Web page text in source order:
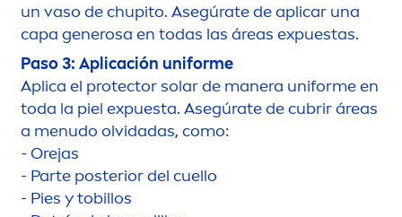
un vaso de chupito. Asegúrate de aplicar una
capa generosa en todas las áreas expuestas.
Paso 3: Aplicación uniforme
Aplica el protector solar de manera uniforme en
toda la piel expuesta. Asegúrate de cubrir áreas
a menudo olvidadas, como:
- Orejas
- Parte posterior del cuello
- Pies y tobillos